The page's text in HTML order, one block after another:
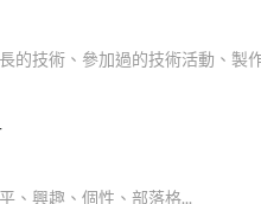
的技術、參加過的技術活動、製
、興趣、個性、部落格...